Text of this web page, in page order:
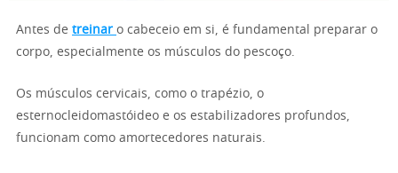
Antes de treinar o cabeceio em si, é fundamental preparar o
corpo, especialmente os músculos do pescoço.
Os músculos cervicais, como o trapézio, o
esternocleidomastóideo e os estabilizadores profundos,
funcionam como amortecedores naturais.